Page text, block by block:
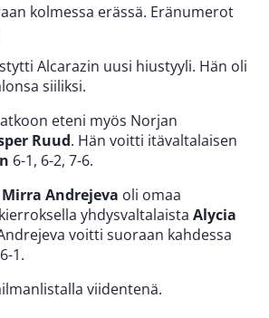
kolmessa erässä. Eränumerot
Alcarazin uusi hiustyyli. Hän oli
siiliksi.
eteni myös Norjan
Ruud. Hän voitti itävaltalaisen
6-1, 6-2, 7-6.
Mirra Andrejeva oli omaa
yhdysvaltalaista Alycia
voitti suoraan kahdessa
1.
viidentenä.